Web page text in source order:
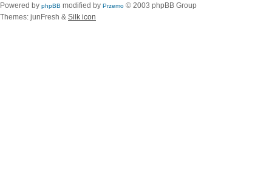
Powered by phpBB modified by Przemo © 2003 phpBB Group
Themes: junFresh & Silk icon